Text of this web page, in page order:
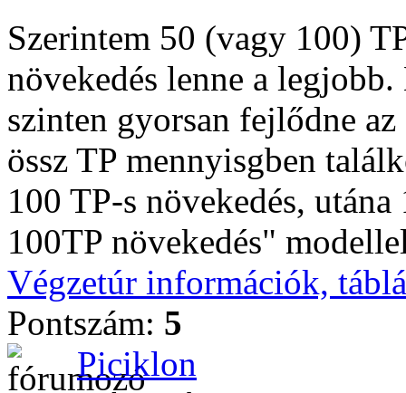
Szerintem 50 (vagy 100)
növekedés lenne a
szinten gyorsan fejlődne
össz TP mennyisgben
100 TP-s növekedés,
100TP növekedés"
Végzetúr információk,
Pontszám: 5
Piciklon